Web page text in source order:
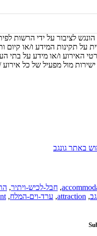
לציבור על ידי הרשות
על תקינות המידע ו/או קיום
האירוע ו/או מידע על בתי
ישירות מול מפעיל של כל
באתר גונגב
, חבל-לכיש-ויתיר,
,
attraction
, ערד-וים-המלח,